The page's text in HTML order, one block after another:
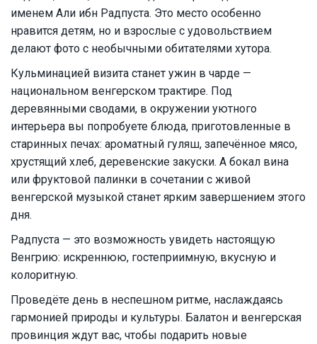
именем Али ибн Радпуста. Это место особенно
нравится детям, но и взрослые с удовольствием
делают фото с необычными обитателями хутора.
Кульминацией визита станет ужин в чарде —
национальном венгерском трактире. Под
деревянными сводами, в окружении уютного
интерьера вы попробуете блюда, приготовленные в
старинных печах: ароматный гуляш, запечённое мясо,
хрустящий хлеб, деревенские закуски. А бокал вина
или фруктовой палинки в сочетании с живой
венгерской музыкой станет ярким завершением этого
дня.
Радпуста — это возможность увидеть настоящую
Венгрию: искреннюю, гостеприимную, вкусную и
колоритную.
Проведёте день в неспешном ритме, наслаждаясь
гармонией природы и культуры. Балатон и венгерская
провинция ждут вас, чтобы подарить новые